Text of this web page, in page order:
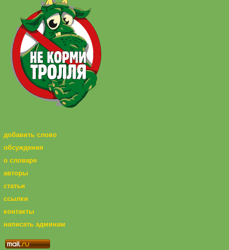
добавить слово
обсуждения
о словаре
авторы
статьи
ссылки
контакты
написать админам